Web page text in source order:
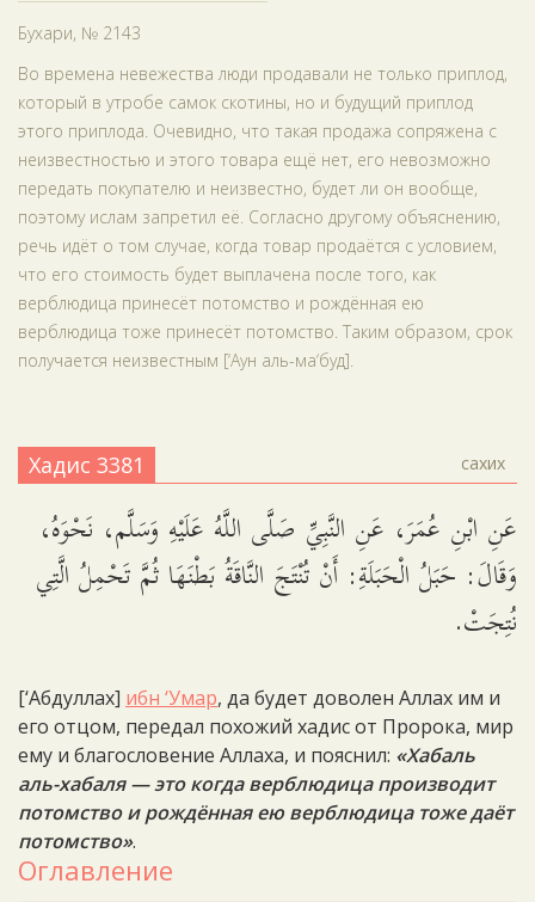
Бухари, № 2143
Во времена невежества люди продавали не только приплод,
который в утробе самок скотины, но и будущий приплод
этого приплода. Очевидно, что такая продажа сопряжена с
неизвестностью и этого товара ещё нет, его невозможно
передать покупателю и неизвестно, будет ли он вообще,
поэтому ислам запретил её. Согласно другому объяснению,
речь идёт о том случае, когда товар продаётся с условием,
что его стоимость будет выплачена после того, как
верблюдица принесёт потомство и рождённая ею
верблюдица тоже принесёт потомство. Таким образом, срок
получается неизвестным [‘Аун аль-ма‘буд].
Хадис 3381 сахих
عَنِ ابْنِ عُمَرَ، عَنِ النَّبِيِّ صَلَّى اللَّهُ عَلَيْهِ وَسَلَّم، نَحْوَهُ،
وَقَالَ: حَبَلُ الْحَبَلَةِ: أَنْ تُنْتَجَ النَّاقَةُ بَطْنَهَا ثُمَّ تَحْمِلُ الَّتِي
نُتِجَتْ.
[‘Абдуллах] ибн ‘Умар, да будет доволен Аллах им и
его отцом, передал похожий хадис от Пророка, мир
ему и благословение Аллаха, и пояснил: «Хабаль
аль-хабаля — это когда верблюдица производит
потомство и рождённая ею верблюдица тоже даёт
потомство».
Оглавление